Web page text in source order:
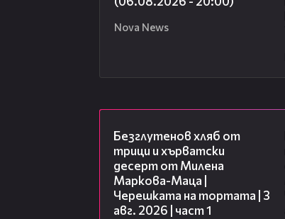
Nova News
Безглутенов хляб от
трици и хърватски
десерт от Милена
Маркова-Маца |
Черешката на тортата | 3
авг. 2026 | част 1